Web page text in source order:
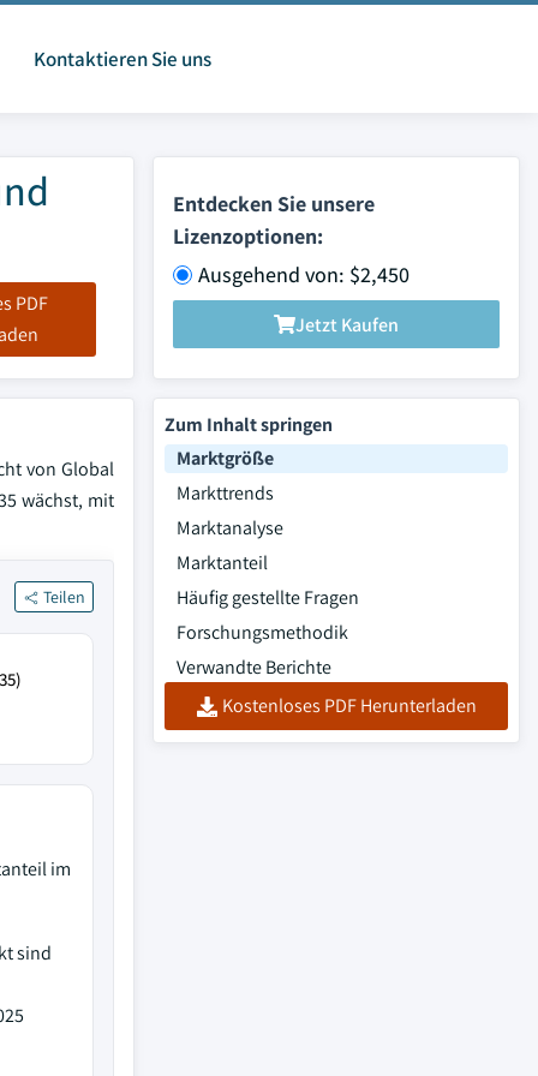
Kontaktieren Sie uns
PDF
Entdecken Sie unsere
Lizenzoptionen:
Ausgehend von: $2,450
Jetzt Kaufen
von Global
wächst, mit
Teilen
im
sind
Zum Inhalt springen
Marktgröße
Markttrends
Marktanalyse
Marktanteil
Häufig gestellte Fragen
Forschungsmethodik
Verwandte Berichte
Kostenloses PDF Herunterladen